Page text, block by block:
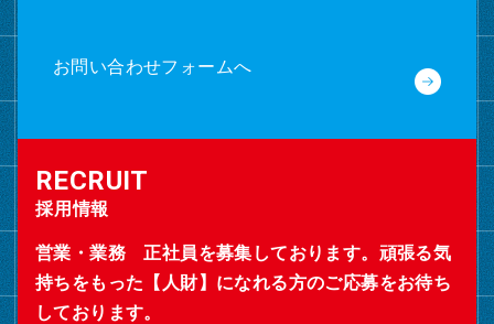
お問い合わせフォームへ
採用情報
営業・業務 正社員を募集しております。頑張る気
持ちをもった【人財】になれる方のご応募をお待ち
しております。